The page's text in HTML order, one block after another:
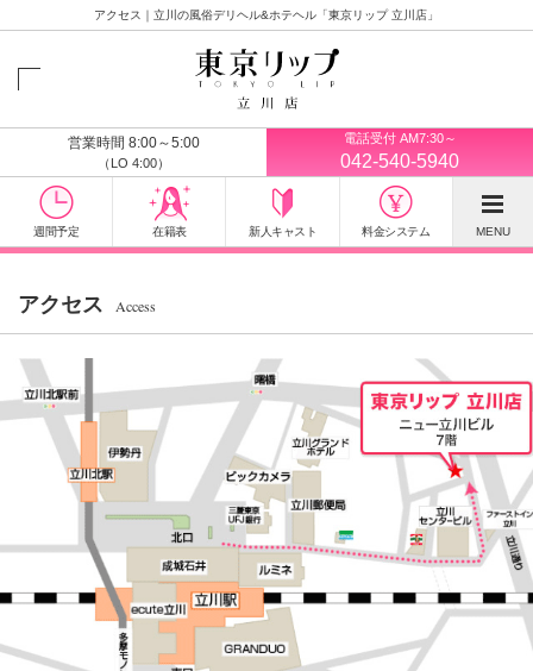
アクセス｜立川の風俗デリヘル&ホテヘル「東京リップ 立川店」
営業時間 8:00～5:00
（LO 4:00）
電話受付 AM7:30～
042-540-5940
週間予定 在籍表 新人キャスト 料金システム MENU
アクセス Access